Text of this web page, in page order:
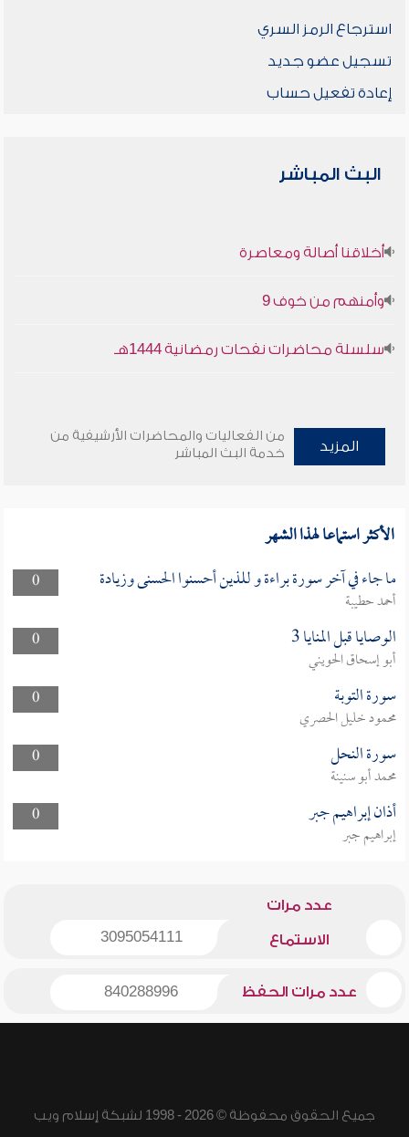
استرجاع الرمز السري
تسجيل عضو جديد
إعادة تفعيل حساب
البث المباشر
أخلاقنا أصالة ومعاصرة
وأمنهم من خوف 9
سلسلة محاضرات نفحات رمضانية 1444هـ
المزيد
من الفعاليات والمحاضرات الأرشيفية من
خدمة البث المباشر
الأكثر استماعا لهذا الشهر
0 ما جاء في آخر سورة براءة و للذين أحسنوا الحسنى وزيادة
أحمد حطيبة
0
الوصايا قبل المنايا 3
أبو إسحاق الحويني
0
سورة التوبة
محمود خليل الحصري
0
سورة النحل
محمد أبو سنينة
0
أذان إبراهيم جبر
إبراهيم جبر
عدد مرات
الاستماع 3095054111
عدد مرات الحفظ 840288996
جميع الحقوق محفوظة © 2026 - 1998 لشبكة إسلام ويب